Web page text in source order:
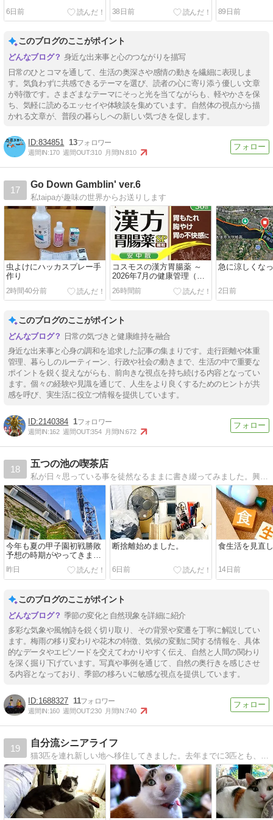
6日前 38日前 89日前
このブログのここがポイント
身近な出来事と心のつながりを描写
日常のひとコマを通して、生活の奥深さや感情の動きを繊細に表現しま
す。気負わずに共感できるテーマを選び、読者の心に寄り添う優しい文章
が特徴です。さまざまなテーマにそっと光を当てながらも、軽やかさを保
ち、気軽に読めるエッセイや体験談を集めています。自然体の視点から描
かれる文章が、普段の暮らしへの新しい気づきを促します。
834851 13
週間IN:170 週間OUT:310 月間IN:810
17
Go Down Gamblin' ver.6
私taipaが趣味の世界からお送りします
虫よけにハッカスプレー手
作り
2時間40分前
コスモスの漢方胃腸薬 ～
2026年7月の健康管理（続
き）
26時間前
急に涼しくな
2日前
このブログのここがポイント
日常の気づきと健康維持を融合
身近な出来事と心身の調和を追求した記事の集まりです。走行距離や体重
管理、暮らしのルーティーン、行政や社会の動きまで、生活の中で重要な
ポイントを鋭く捉えながらも、前向きな視点を持ち続ける内容となってい
ます。個々の経験や見識を通じて、人生をより良くするためのヒントが共
感を呼び、実生活に役立つ情報を提供しています。
2140384 1
週間IN:162 週間OUT:354 月間IN:672
18
五つの池の喫茶店
今年も夏の甲子園初戦勝敗
予想の時期がやってきまし
た！！、今年も変則日程の
ようですが、初戦を勝ち抜
く学校は！？
昨日
断捨離始めました。
6日前
食生活を見直
14日前
このブログのここがポイント
季節の変化と自然現象を詳細に紹介
多彩な気象や風物詩を鋭く切り取り、その背景や変遷を丁寧に解説してい
ます。梅雨の移り変わりや花木の特徴、気候の変動に関する情報を、具体
的なデータやエピソードを交えてわかりやすく伝え、自然と人間の関わり
を深く掘り下げています。写真や事例を通じて、自然の奥行きを感じさせ
る内容となっており、季節の移ろいに敏感な視点を提供しています。
1688327 11
週間IN:160 週間OUT:230 月間IN:740
19
自分流シニアライフ